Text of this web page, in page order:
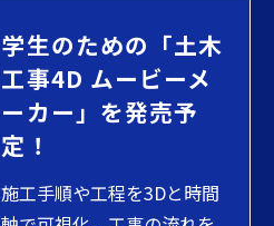
学生のための「土木
工事4D ムービーメ
ーカー」を発売予
定！
施工手順や工程を3Dと時間